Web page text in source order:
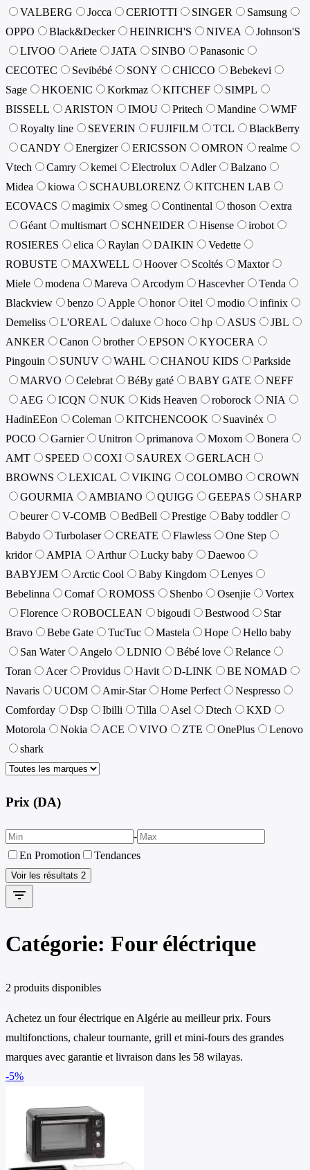
VALBERG
Jocca CERIOTTI SINGER
Samsung
OPPO
Black&Decker HEINRICH'S NIVEA
Johnson'S
LIVOO
Ariete JATA SINBO
Panasonic
CECOTEC
Sevibébé SONY CHICCO
Bebekevi
Sage
HKOENIC Korkmaz KITCHEF
SIMPL
BISSELL
ARISTON IMOU Pritech Mandine
WMF
Royalty line
SEVERIN FUJIFILM TCL
BlackBerry
CANDY
Energizer ERICSSON OMRON
realme
Vtech
Camry kemei Electrolux Adler
Balzano
Midea
kiowa SCHAUBLORENZ
KITCHEN LAB
ECOVACS
magimix smeg Continental thoson
extra
Géant
multismart SCHNEIDER Hisense
irobot
ROSIERES
elica Raylan DAIKIN
Vedette
ROBUSTE
MAXWELL Hoover Scoltés
Maxtor
Miele
modena Mareva Arcodym Hascevher
Tenda
Blackview
benzo Apple honor itel modio
infinix
Demeliss
L'OREAL daluxe hoco hp ASUS
JBL
ANKER
Canon brother EPSON
KYOCERA
Pingouin
SUNUV WAHL CHANOU KIDS
Parkside
MARVO
Celebrat BéBy gaté BABY GATE
NEFF
AEG
ICQN NUK Kids Heaven roborock
NIA
HadinEEon
Coleman KITCHENCOOK
Suavinéx
POCO
Garnier Unitron primanova Moxom
Bonera
AMT
SPEED COXI SAUREX
GERLACH
BROWNS
LEXICAL VIKING COLOMBO
CROWN
GOURMIA
AMBIANO QUIGG GEEPAS
SHARP
beurer
V-COMB BedBell Prestige
Baby toddler
Babydo
Turbolaser CREATE Flawless
One Step
kridor
AMPIA Arthur Lucky baby
Daewoo
BABYJEM
Arctic Cool Baby Kingdom
Lenyes
Bebelinna
Comaf ROMOSS Shenbo Osenjie
Vortex
Florence
ROBOCLEAN bigoudi Bestwood
Star
Bravo
Bebe Gate TucTuc Mastela Hope
Hello baby
San Water
Angelo LDNIO Bébé love
Relance
Toran
Acer Providus Havit D-LINK
BE NOMAD
Navaris
UCOM Amir-Star Home Perfect
Nespresso
Comforday
Dsp Ibilli Tilla Asel Dtech
KXD
Motorola
Nokia ACE VIVO ZTE OnePlus
Lenovo
shark
Prix (DA)
-
En Promotion
Tendances
Voir les résultats 2
filter_list
Catégorie: Four éléctrique
2 produits disponibles
Achetez un four électrique en Algérie au meilleur prix. Fours
multifonctions, chaleur tournante, grill et mini-fours des grandes
marques avec garantie et livraison dans les 58 wilayas.
-5%